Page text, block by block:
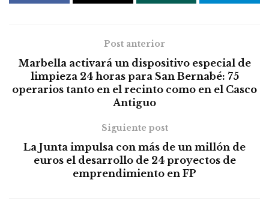
Post anterior
Marbella activará un dispositivo especial de
limpieza 24 horas para San Bernabé: 75
operarios tanto en el recinto como en el Casco
Antiguo
Siguiente post
La Junta impulsa con más de un millón de
euros el desarrollo de 24 proyectos de
emprendimiento en FP